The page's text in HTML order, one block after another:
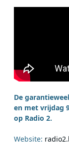
De
en met vrijdag
op Radio 2.
Website: